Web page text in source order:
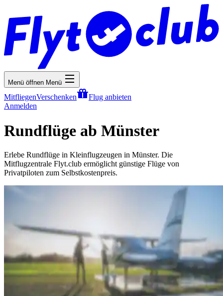
Menü öffnen Menü
MitfliegenVerschenken
Flug anbieten
Anmelden
Rundflüge ab Münster
Erlebe Rundflüge in Kleinflugzeugen in Münster. Die
Mitflugzentrale Flyt.club ermöglicht günstige Flüge von
Privatpiloten zum Selbstkostenpreis.